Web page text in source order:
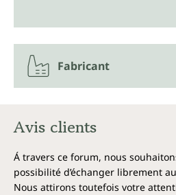
Fabricant
Avis clients
Á travers ce forum, nous
possibilité d’échanger librement
Nous attirons toutefois votre